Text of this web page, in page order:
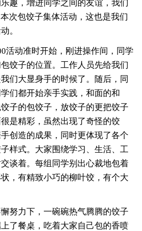
趣，增进同学之间的友谊，我们
次包饺子集体活动，这也是我们
。
活动准时开始，刚进操作间，同学
饺子的位置。工作人员先给我们
们大显身手的时候了。随后，同
们都开始亲手实践，和面的和
子的包饺子，放饺子的更把饺子
是精彩，虽然出现了奇怪的饺
创造的成果，同时更体现了各个
样式。大家围绕学习、生活、工
谈着。每组同学别出心裁地包着
，有精致小巧的柳叶饺，有个大
努力下，一碗碗热气腾腾的饺子
了餐桌，吃着大家自己包的香喷